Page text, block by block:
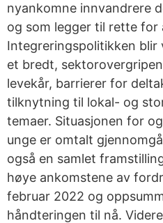
nyankomne innvandrere
og som legger til rette for
Integreringspolitikken blir
et bredt,
levekår, barrierer for
tilknytning til lokal- og
temaer. Situasjonen for
unge er omtalt
også en samlet
høye ankomstene av
februar 2022 og
håndteringen til nå.